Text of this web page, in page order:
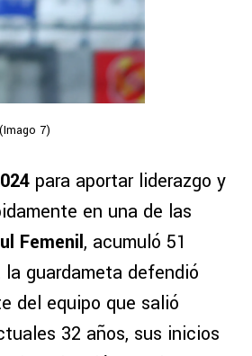
7)
para aportar liderazgo y
en una de las
Femenil, acumuló 51
guardameta defendió
del equipo que salió
32 años, sus inicios